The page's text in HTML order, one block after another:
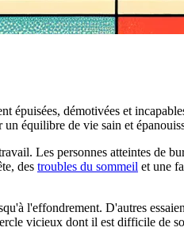
épuisées, démotivées et
équilibre de vie sain et
Les personnes atteintes de
des troubles du sommeil et une
l'effondrement. D'autres
vicieux dont il est difficile de